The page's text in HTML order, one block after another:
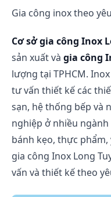
Gia công inox theo
Cơ sở gia công Inox
sản xuất và gia công
lượng tại TPHCM.
tư vấn thiết kế các
sạn, hệ thống bếp và
nghiệp ở nhiều
bánh kẹo, thực
gia công Inox Long
vấn và thiết kế theo